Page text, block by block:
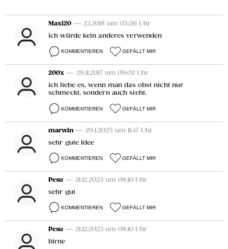
Maxi20 — 2.1.2018 um 05:26 Uhr
ich würde kein anderes verwenden
KOMMENTIEREN GEFÄLLT MIR
200x — 28.11.2017 um 09:02 Uhr
ich liebe es, wenn man das obst nicht nur
schmeckt, sondern auch sieht.
KOMMENTIEREN GEFÄLLT MIR
marwin — 29.1.2025 um 11:47 Uhr
sehr gute Idee
KOMMENTIEREN GEFÄLLT MIR
Pesu — 21.12.2023 um 08:10 Uhr
sehr gut
KOMMENTIEREN GEFÄLLT MIR
Pesu — 21.12.2023 um 08:10 Uhr
birne